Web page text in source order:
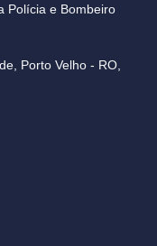
Polícia e Bombeiro
Porto Velho - RO,